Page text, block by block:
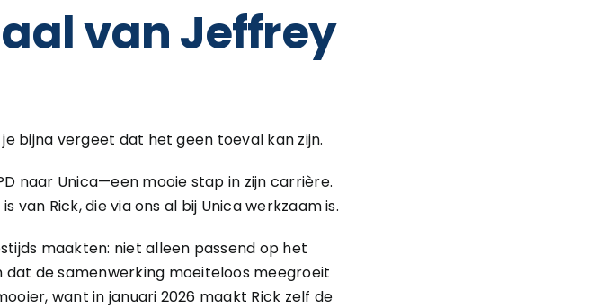
van Jeffrey
bijna vergeet dat het geen toeval kan zijn.
naar Unica—een mooie stap in zijn carrière.
van Rick, die via ons al bij Unica werkzaam is.
maakten: niet alleen passend op het
de samenwerking moeiteloos meegroeit
want in januari 2026 maakt Rick zelf de